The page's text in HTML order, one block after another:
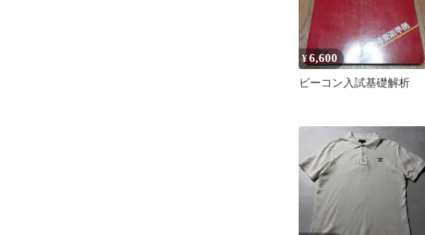
¥6,600
ビーコン入試基礎解析